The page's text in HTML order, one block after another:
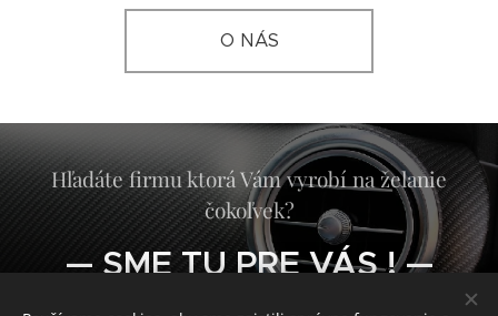
O NÁS
Hľadáte firmu ktorá Vám vyrobí na želanie
čokoľvek?
— SME TU PRE VÁS ! —